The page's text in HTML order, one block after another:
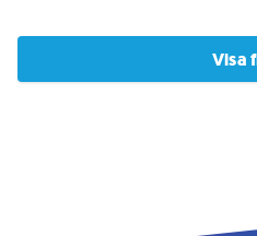
Visa